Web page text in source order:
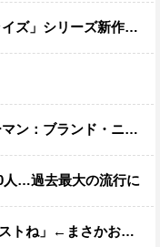
ズ新作【明日予約開始】
てきたけどあの組織潰した方がいいだろ…
人…過去最大の流行に
はまってはあるまいな？ｗｗｗｗ